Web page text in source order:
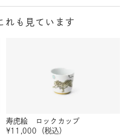
れも見ています
寿虎絵 ロックカップ
¥11,000 （税込）